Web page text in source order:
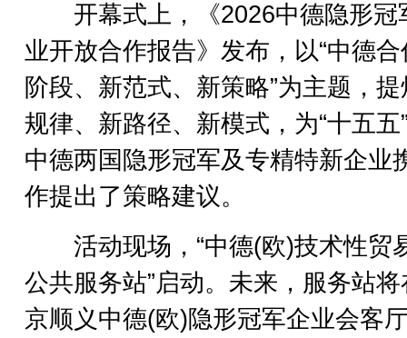
开幕式上，《2026中德隐形冠
业开放合作报告》发布，以“中德
阶段、新范式、新策略”为主题，
规律、新路径、新模式，为“十五五
中德两国隐形冠军及专精特新企业
作提出了策略建议。
活动现场，“中德(欧)技术性贸
公共服务站”启动。未来，服务站
京顺义中德(欧)隐形冠军企业会客